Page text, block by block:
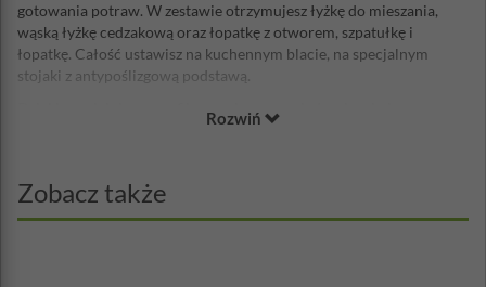
gotowania potraw. W zestawie otrzymujesz łyżkę do mieszania,
wąską łyżkę cedzakową oraz łopatkę z otworem, szpatułkę i
łopatkę. Całość ustawisz na kuchennym blacie, na specjalnym
stojaki z antypoślizgową podstawą.
zabrudzisz blatu. Jej ergonomiczne wygięcie i obciążnik, utrzymują
Akcesoria kuchenne Elevate™ Silicone
posiadaj sprytne podpórki utrzymujące Twoje powierzchnie w
Rozwiń
Zobacz także